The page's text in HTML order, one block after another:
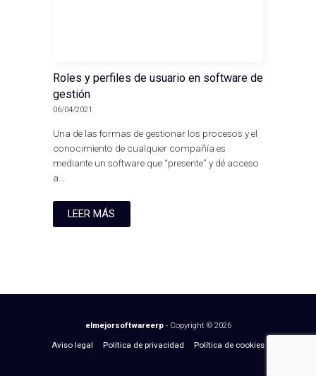
Roles y perfiles de usuario en software de
gestión
06/04/2021
Una de las formas de gestionar los procesos y el
conocimiento de cualquier compañía es
mediante un software que “presente” y dé acceso
a...
LEER MÁS
elmejorsoftwareerp- Copyright © 2026
Aviso legal
Política de privacidad Política de cookies